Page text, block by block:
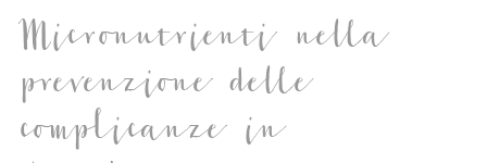
Micronutrienti nella
prevenzione delle
complicanze in